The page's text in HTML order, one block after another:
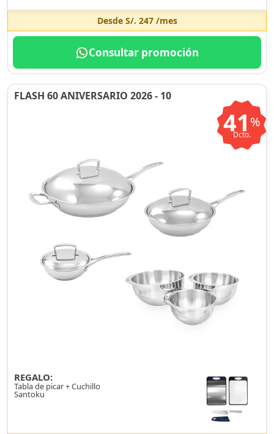
Desde S/. 247/mes
Consultar promoción
FLASH 60 ANIVERSARIO 2026 - 10
41 %
Dcto.
REGALO:
Tabla de picar + Cuchillo
Santoku